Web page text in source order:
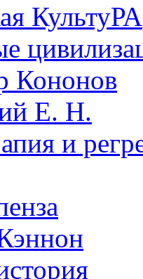
КультуРА
Кононов
Е. Н.
и